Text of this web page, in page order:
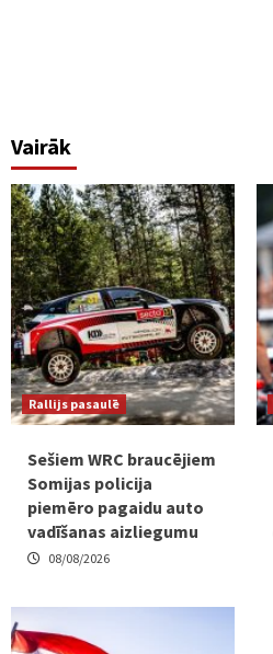
Vairāk
Rallijs pasaulē
Sešiem WRC braucējiem
Somijas policija
piemēro pagaidu auto
vadīšanas aizliegumu
08/08/2026